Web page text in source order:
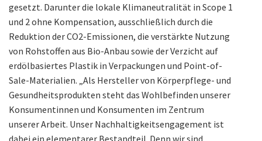
gesetzt. Darunter die lokale Klimaneutralität in Scope 1
und 2 ohne Kompensation, ausschließlich durch die
Reduktion der CO2-Emissionen, die verstärkte Nutzung
von Rohstoffen aus Bio-Anbau sowie der Verzicht auf
erdölbasiertes Plastik in Verpackungen und Point-of-
Sale-Materialien. „Als Hersteller von Körperpflege- und
Gesundheitsprodukten steht das Wohlbefinden unserer
Konsumentinnen und Konsumenten im Zentrum
unserer Arbeit. Unser Nachhaltigkeitsengagement ist